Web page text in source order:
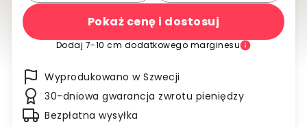
Pokaż cenę i dostosuj
Dodaj 7-10 cm dodatkowego marginesu
Wyprodukowano w Szwecji
30-dniowa gwarancja zwrotu pieniędzy
Bezpłatna wysyłka